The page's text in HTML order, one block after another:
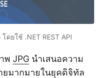
ดยใช้ .NET REST API
พ JPG นำเสนอความ
ยมากมายในยุคดิจิทัล